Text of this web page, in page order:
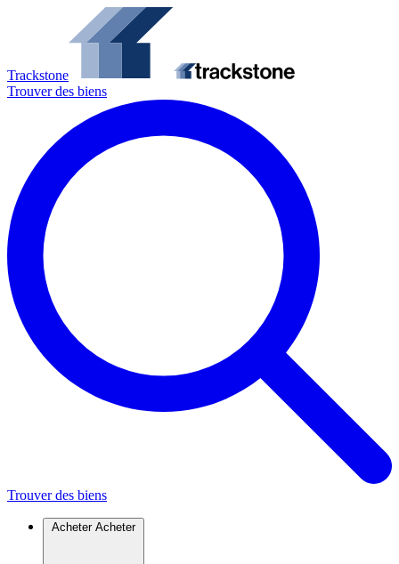
Trackstone
Trouver des biens
Trouver des biens
Acheter Acheter